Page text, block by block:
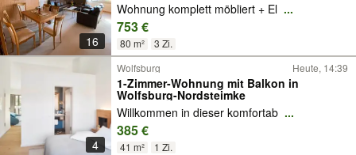
16
Wohnung komplett möbliert + El ...
753 €
80 m² 3 Zi.
4
Wolfsburg Heute, 14:39
1-Zimmer-Wohnung mit Balkon in
Wolfsburg-Nordsteimke
Willkommen in dieser komfortab ...
385 €
41 m² 1 Zi.